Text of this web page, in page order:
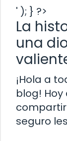
' ); } ?>
La
una
¡Hola a
blog!
seguro